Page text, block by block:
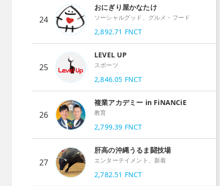
24
おにぎり屋かなたけ
ソーシャルグッド、グルメ・フード
2,892.71 FNCT
25
LEVEL UP
スポーツ
2,846.05 FNCT
26
複業アカデミー in FiNANCiE
教育
2,799.39 FNCT
27
肝高の沖縄うるま闘技場
エンターテイメント、新着
2,782.51 FNCT